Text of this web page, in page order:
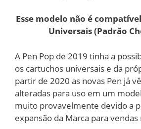
Esse modelo não é
Universais (Padrão
A Pen Pop de 2019 tinha a
os cartuchos universais e da
partir de 2020 as novas Pen já
alteradas para uso em um
muito provavelmente devido a
expansão da Marca para